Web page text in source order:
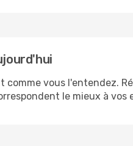
comme vous l'entendez.
le mieux à vos